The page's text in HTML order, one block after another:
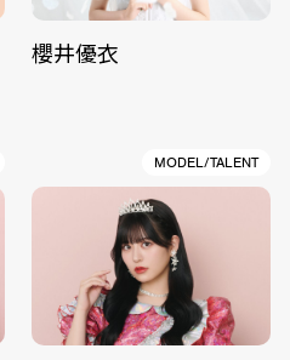
櫻井優衣
MODEL/TALENT